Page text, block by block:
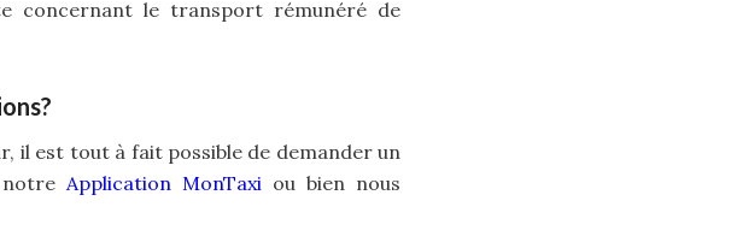
concernant le transport rémunéré de
il est tout à fait possible de demander un
Application MonTaxi ou bien nous